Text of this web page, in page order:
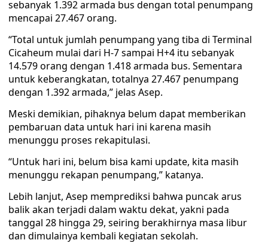
sebanyak 1.392 armada bus dengan total penumpang
mencapai 27.467 orang.
“Total untuk jumlah penumpang yang tiba di Terminal
Cicaheum mulai dari H-7 sampai H+4 itu sebanyak
14.579 orang dengan 1.418 armada bus. Sementara
untuk keberangkatan, totalnya 27.467 penumpang
dengan 1.392 armada,” jelas Asep.
Meski demikian, pihaknya belum dapat memberikan
pembaruan data untuk hari ini karena masih
menunggu proses rekapitulasi.
“Untuk hari ini, belum bisa kami update, kita masih
menunggu rekapan penumpang,” katanya.
Lebih lanjut, Asep memprediksi bahwa puncak arus
balik akan terjadi dalam waktu dekat, yakni pada
tanggal 28 hingga 29, seiring berakhirnya masa libur
dan dimulainya kembali kegiatan sekolah.